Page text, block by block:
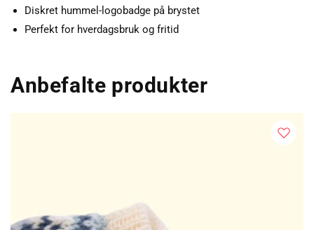
Diskret hummel-logobadge på brystet
Perfekt for hverdagsbruk og fritid
Anbefalte produkter